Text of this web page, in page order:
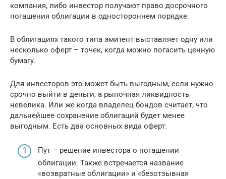
компания, либо инвестор получают право досрочного
погашения облигации в одностороннем порядке.
В облигациях такого типа эмитент выставляет одну или
несколько оферт – точек, когда можно погасить ценную
бумагу.
Для инвесторов это может быть выгодным, если нужно
срочно выйти в деньги, а рыночная ликвидность
невелика. Или же когда владелец бондов считает, что
дальнейшее сохранение облигаций будет менее
выгодным. Есть два основных вида оферт:
Пут – решение инвестора о погашении
облигации. Также встречается название
«возвратные облигации» и «безотзывная